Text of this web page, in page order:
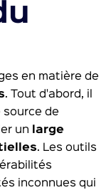
en matière de
. Tout d'abord, il
source de
un
large
. Les outils
inconnues qui